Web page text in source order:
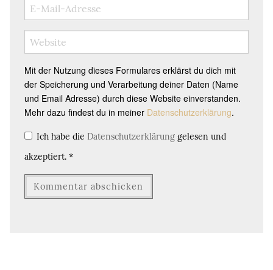
Mit der Nutzung dieses Formulares erklärst du dich mit
der Speicherung und Verarbeitung deiner Daten (Name
und Email Adresse) durch diese Website einverstanden.
Mehr dazu findest du in meiner Datenschutzerklärung.
Ich habe die Datenschutzerklärung gelesen und
akzeptiert. *